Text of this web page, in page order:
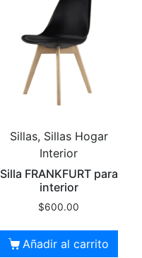
Sillas, Sillas Hogar
Interior
Silla FRANKFURT para
interior
$600.00
Añadir al carrito